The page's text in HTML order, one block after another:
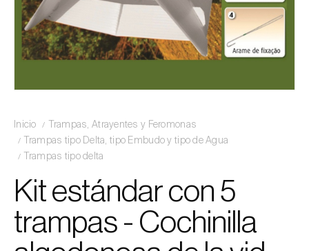
Inicio
Trampas, Atrayentes y Feromonas
Trampas tipo Delta, tipo Embudo y tipo de Agua
Trampas tipo delta
Kit estándar con 5
trampas - Cochinilla